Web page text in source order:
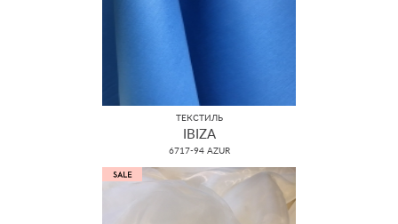
ТЕКСТИЛЬ
IBIZA
6717-94 AZUR